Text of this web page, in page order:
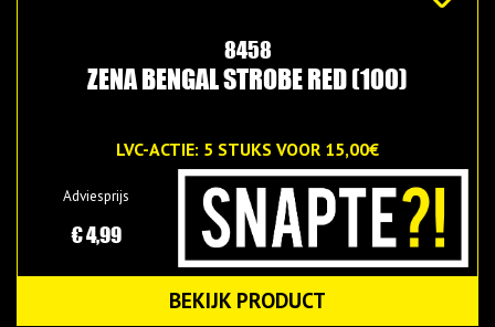
8458
ZENA BENGAL STROBE RED (100)
LVC-ACTIE: 5 STUKS VOOR 15,00€
Adviesprijs
€ 4,99
BEKIJK PRODUCT